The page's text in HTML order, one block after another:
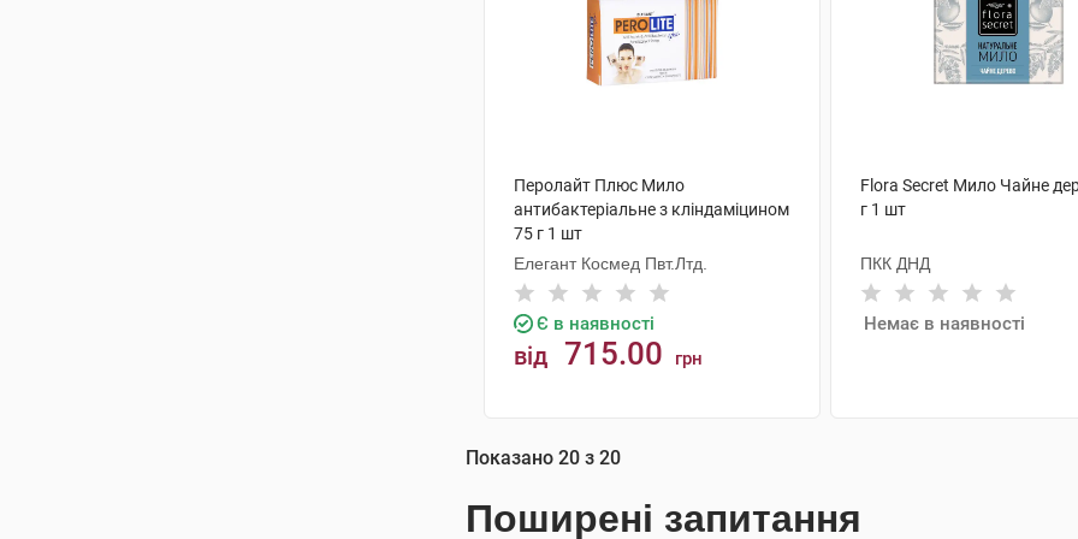
Перолайт Плюс Мило
антибактеріальне з кліндаміцином
75 г 1 шт
Елегант Космед Пвт.Лтд.
Є в наявності
від 715.00 грн
Flora Secret Мило Чайне
г 1 шт
ПКК ДНД
Немає в наявності
Показано 20 з 20
Поширені запитання